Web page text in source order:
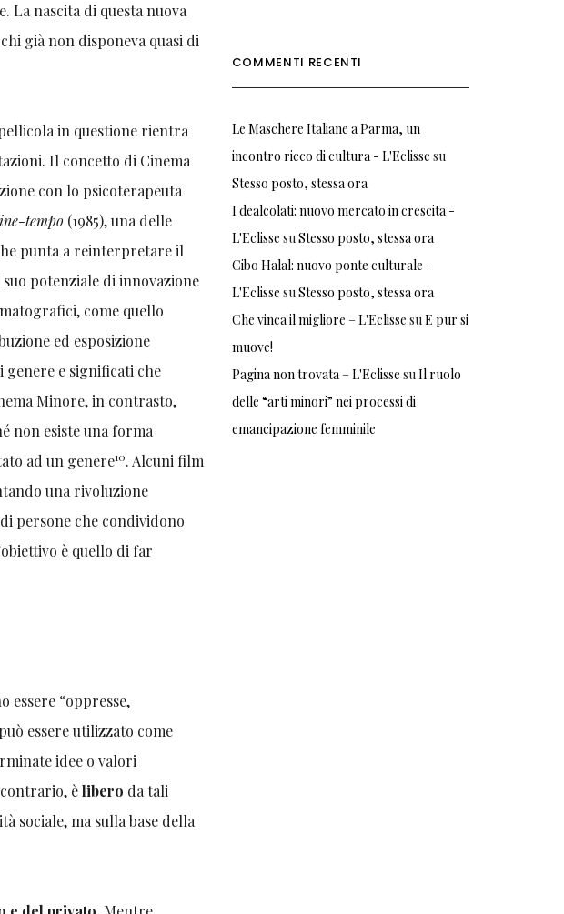
La nascita di questa nuova
già non disponeva quasi di
in questione rientra
Il concetto di Cinema
con lo psicoterapeuta
tempo (1985), una delle
punta a reinterpretare il
potenziale di innovazione
come quello
ed esposizione
e significati che
Minore, in contrasto,
non esiste una forma
ad un genere10. Alcuni film
una rivoluzione
persone che condividono
è quello di far
essere “oppresse,
essere utilizzato come
idee o valori
contrario, èlibero da tali
sociale, ma sulla base della
COMMENTI RECENTI
Le Maschere Italiane a Parma, un
incontro ricco di cultura - L'Eclisse su
Stesso posto, stessa ora
I dealcolati: nuovo mercato in crescita -
L'Eclisse suStesso posto, stessa ora
Cibo Halal: nuovo ponte culturale -
L'Eclisse suStesso posto, stessa ora
Che vinca il migliore – L'Eclisse suE pur si
muove!
Pagina non trovata – L'Eclisse suIl ruolo
delle “arti minori” nei processi di
emancipazione femminile